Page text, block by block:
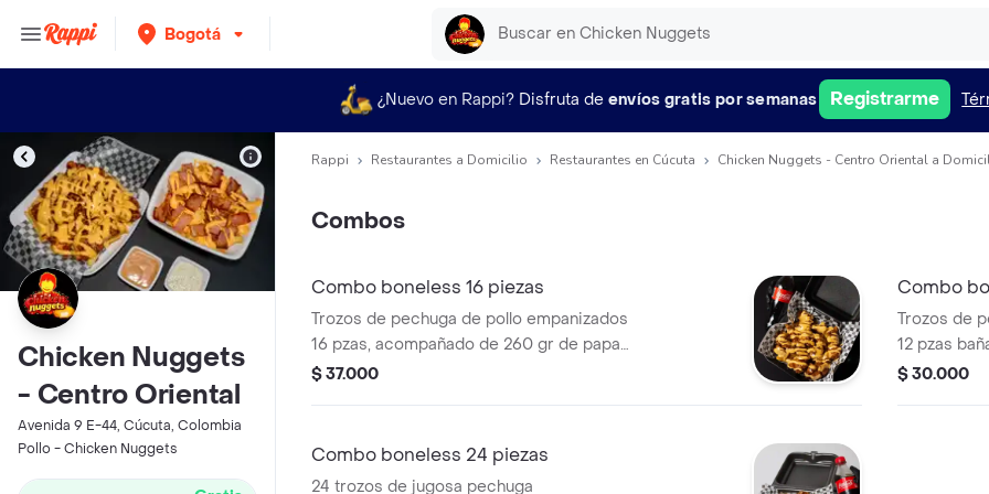
Bogotá
¿Nuevo en Rappi? Disfruta de envíos gratis por semanas Registrarme
Chicken Nuggets
- Centro Oriental
Avenida 9 E-44, Cúcuta, Colombia
Pollo - Chicken Nuggets
Rappi Restaurantes a Domicilio Restaurantes en Cúcuta Chicken Nuggets - Centro Oriental a
Combos
Combo boneless 16 piezas
Trozos de pechuga de pollo empanizados
16 pzas, acompañado de 260 gr de papas
fritas, salsa BBQ clásica, mayo búfalo
$ 37.000
Combo
Trozos de
12 pzas
$ 30.000
Combo boneless 24 piezas
24 trozos de jugosa pechuga